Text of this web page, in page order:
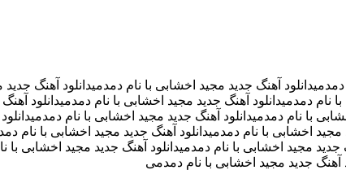
آهنگ جدید مجید اخشابی با نام دمدمیدانلود آهنگ
نام دمدمیدانلود آهنگ جدید مجید اخشابی با نام دمدمیدانلود
با نام دمدمیدانلود آهنگ جدید مجید اخشابی با نام
اخشابی با نام دمدمیدانلود آهنگ جدید مجید اخشابی با نام
مجید اخشابی با نام دمدمیدانلود آهنگ جدید مجید اخشابی با
آهنگ جدید مجید اخشابی با نام دمدمی